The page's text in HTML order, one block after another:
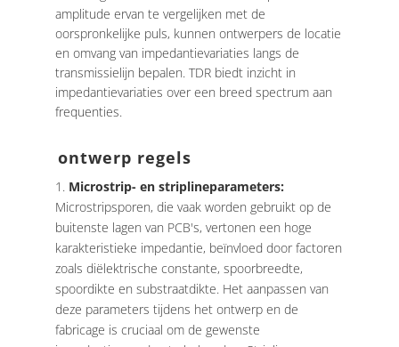
amplitude ervan te vergelijken met de
oorspronkelijke puls, kunnen ontwerpers de locatie
en omvang van impedantievariaties langs de
transmissielijn bepalen. TDR biedt inzicht in
impedantievariaties over een breed spectrum aan
frequenties.
ontwerp regels
Microstrip- en striplineparameters:
Microstripsporen, die vaak worden gebruikt op de
buitenste lagen van PCB's, vertonen een hoge
karakteristieke impedantie, beïnvloed door factoren
zoals diëlektrische constante, spoorbreedte,
spoordikte en substraatdikte. Het aanpassen van
deze parameters tijdens het ontwerp en de
fabricage is cruciaal om de gewenste